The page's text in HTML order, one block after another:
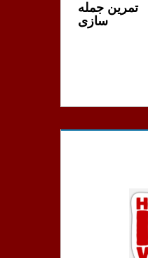
تمرین جمله
سازی